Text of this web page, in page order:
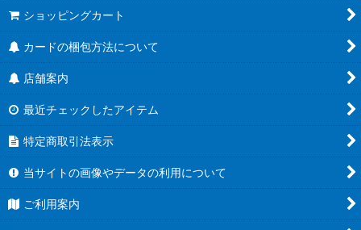
ショッピングカート
カードの梱包方法について
店舗案内
最近チェックしたアイテム
特定商取引法表示
当サイトの画像やデータの利用について
ご利用案内